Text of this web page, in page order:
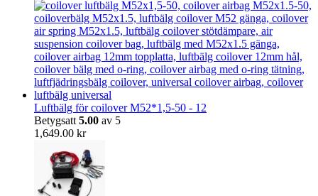
Luftbälg för coilover M52*1,5-50 - 12
Betygsatt 5.00 av 5
1,649.00 kr